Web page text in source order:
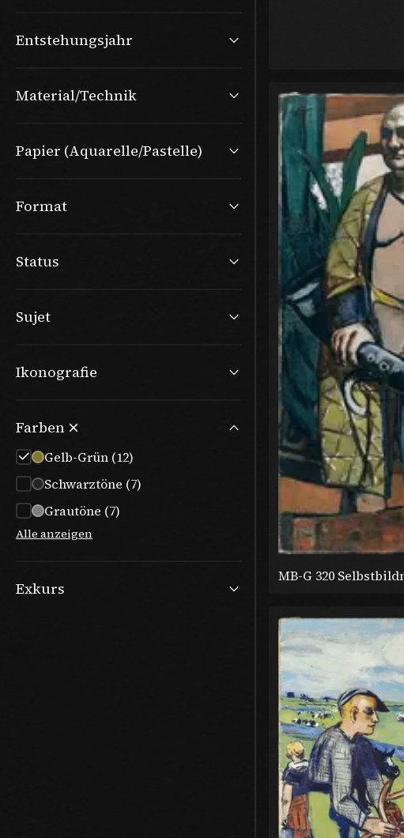
Entstehungsjahr
Material/Technik
Papier (Aquarelle/Pastelle)
Format
Status
Sujet
Ikonografie
Farben
Gelb-Grün (12)
Schwarztöne (7)
Grautöne (7)
Alle anzeigen
Exkurs
MB-G 320